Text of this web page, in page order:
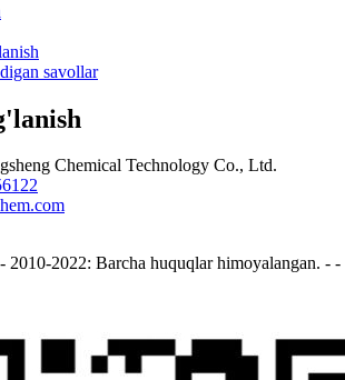
savollar
Chemical Technology Co., Ltd.
2022: Barcha huquqlar himoyalangan. - -